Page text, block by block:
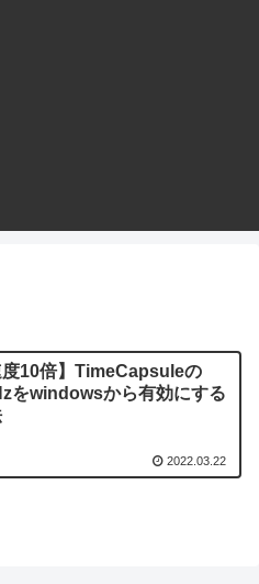
度10倍】TimeCapsuleの
をwindowsから有効にする
2022.03.22